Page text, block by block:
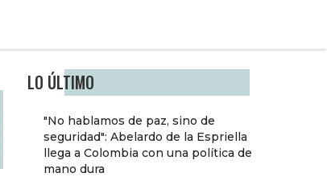
LO ÚLTIMO
"No hablamos de paz, sino de
seguridad": Abelardo de la Espriella
llega a Colombia con una política de
mano dura